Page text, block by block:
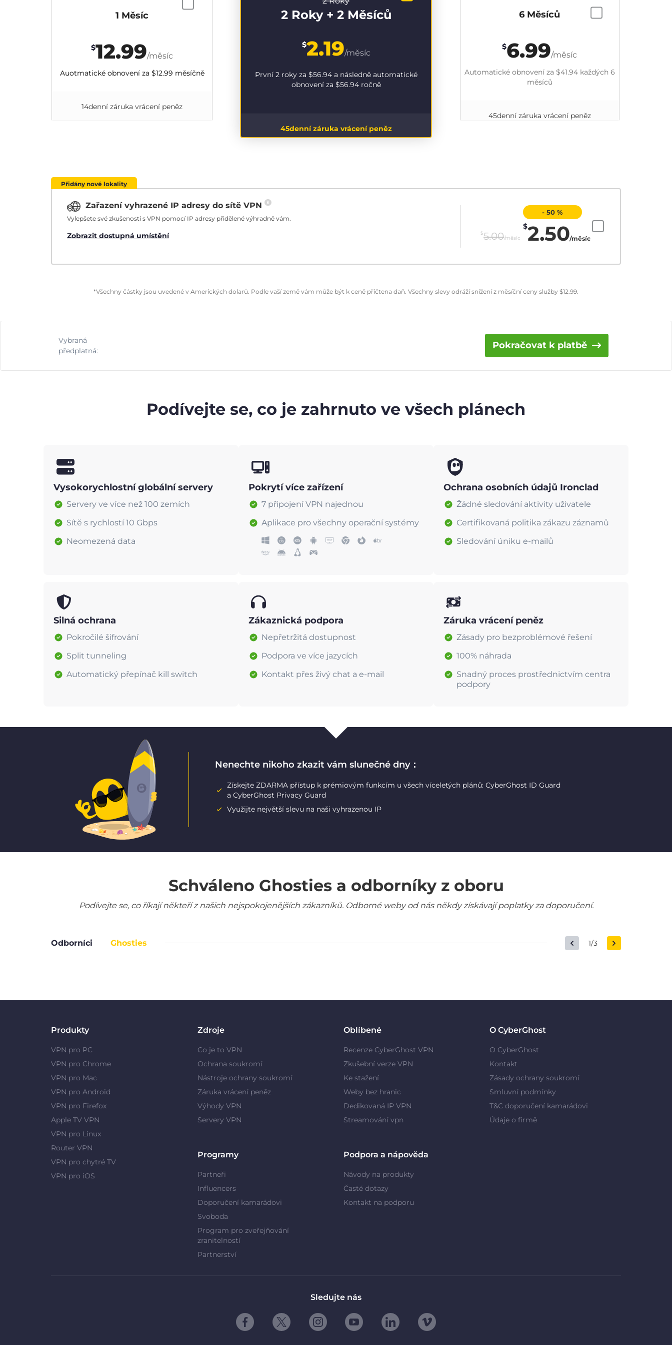
2 Roky + 2 Měsíců
$2.19/měsíc
První 2 roky za $56.94a následně automatické
obnovení za $56.94ročně
45denní záruka vrácení peněz
6 Měsíců
$6.99/měsíc
Automatické obnovení za $41.94každých 6
měsíců
45denní záruka vrácení peněz
1 Měsíc
$12.99/měsíc
Auotmatické obnovení za $12.99 měsíčně
14denní záruka vrácení peněz
Přidány nové lokality
Zařazení vyhrazené IP adresy do sítě VPN
Vylepšete své zkušenosti s VPN pomocí IP adresy přidělené výhradně vám.
Zobrazit dostupná umístění $5.00/měsíc
- 50 %
$2.50/měsíc
*Všechny částky jsou uvedené v Amerických dolarů. Podle vaší země vám může být k ceně přičtena daň. Všechny slevy odráží snížení z měsíční ceny služby $12.99
Vybraná
předplatná:
Pokračovat k platbě
Podívejte se, co je zahrnuto ve všech plánech
Vysokorychlostní globální servery
Servery ve více než 100 zemích
Sítě s rychlostí 10 Gbps
Neomezená data
Pokrytí více zařízení
7 připojení VPN najednou
Aplikace pro všechny operační systémy
Ochrana osobních údajů Ironclad
Žádné sledování aktivity uživatele
Certifikovaná politika zákazu záznamů
Sledování úniku e-mailů
Silná ochrana
Pokročilé šifrování
Split tunneling
Automatický přepínač kill switch
Zákaznická podpora
Nepřetržitá dostupnost
Podpora ve více jazycích
Kontakt přes živý chat a e-mail
Záruka vrácení peněz
Zásady pro bezproblémové řešení
100% náhrada
Snadný proces prostřednictvím centra
podpory
Nenechte nikoho zkazit vám slunečné dny：
Získejte ZDARMA přístup k prémiovým funkcím u všech víceletých plánů: CyberGhost ID Guard
a CyberGhost Privacy Guard
Využijte největší slevu na naši vyhrazenou IP
Schváleno Ghosties a odborníky z oboru
Podívejte se, co říkají někteří z našich nejspokojenějších zákazníků. Odborné weby od nás někdy získávají poplatky za doporučení.
Odborníci Ghosties 1/3
Produkty
VPN pro PC
VPN pro Chrome
VPN pro Mac
VPN pro Android
VPN pro Firefox
Apple TV VPN
VPN pro Linux
Router VPN
VPN pro chytré TV
VPN pro iOS
Zdroje
Co je to VPN
Ochrana soukromí
Nástroje ochrany soukromí
Záruka vrácení peněz
Výhody VPN
Servery VPN
Oblíbené
Recenze CyberGhost VPN
Zkušební verze VPN
Ke stažení
Weby bez hranic
Dedikovaná IP VPN
Streamování vpn
O CyberGhost
O CyberGhost
Kontakt
Zásady ochrany soukromí
Smluvní podmínky
T&C doporučení kamarádovi
Údaje o firmě
Programy
Partneři
Influencers
Doporučení kamarádovi
Svoboda
Program pro zveřejňování
zranitelností
Partnerství
Podpora a nápověda
Návody na produkty
Časté dotazy
Kontakt na podporu
Sledujte nás